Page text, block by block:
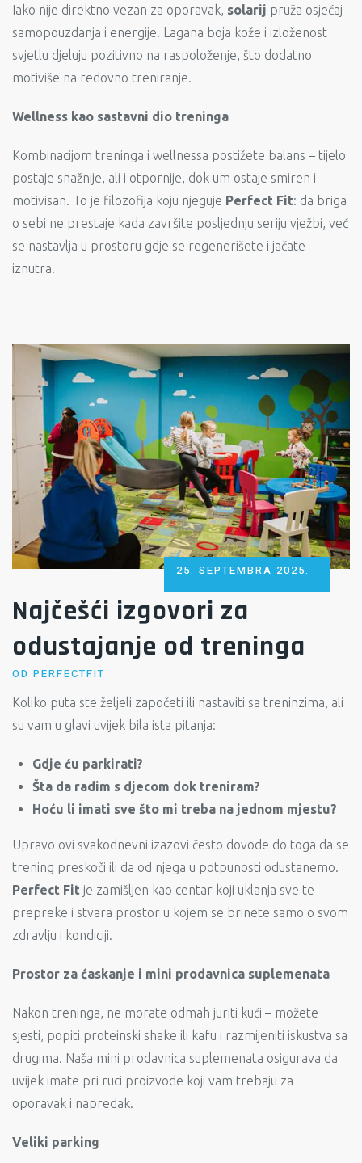
Iako nije direktno vezan za oporavak, solarij pruža osjećaj
samopouzdanja i energije. Lagana boja kože i izloženost
svjetlu djeluju pozitivno na raspoloženje, što dodatno
motiviše na redovno treniranje.
Wellness kao sastavni dio treninga
Kombinacijom treninga i wellnessa postižete balans – tijelo
postaje snažnije, ali i otpornije, dok um ostaje smiren i
motivisan. To je filozofija koju njeguje Perfect Fit: da briga
o sebi ne prestaje kada završite posljednju seriju vježbi, već
se nastavlja u prostoru gdje se regenerišete i jačate
iznutra.
Najčešći izgovori za
odustajanje od treninga
POSTED
ON
25. SEPTEMBRA 2025.
OD PERFECTFIT
Koliko puta ste željeli započeti ili nastaviti sa treninzima, ali
su vam u glavi uvijek bila ista pitanja:
Gdje ću parkirati?
Šta da radim s djecom dok treniram?
Hoću li imati sve što mi treba na jednom mjestu?
Upravo ovi svakodnevni izazovi često dovode do toga da se
trening preskoči ili da od njega u potpunosti odustanemo.
Perfect Fit je zamišljen kao centar koji uklanja sve te
prepreke i stvara prostor u kojem se brinete samo o svom
zdravlju i kondiciji.
Prostor za ćaskanje i mini prodavnica suplemenata
Nakon treninga, ne morate odmah juriti kući – možete
sjesti, popiti proteinski shake ili kafu i razmijeniti iskustva sa
drugima. Naša mini prodavnica suplemenata osigurava da
uvijek imate pri ruci proizvode koji vam trebaju za
oporavak i napredak.
Veliki parking